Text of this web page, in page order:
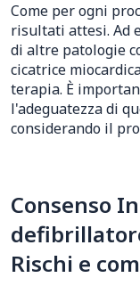
Come per ogni
risultati attesi. Ad
di altre patologie
cicatrice
terapia. È
l'adeguatezza di
considerando il
Consenso
Rischi e